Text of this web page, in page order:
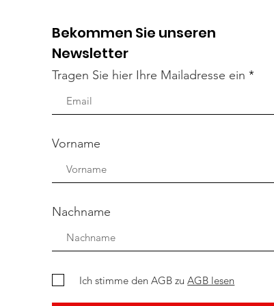
Bekommen Sie unseren
Newsletter
Tragen Sie hier Ihre Mailadresse ein
Vorname
Nachname
Ich stimme den AGB zu AGB lesen